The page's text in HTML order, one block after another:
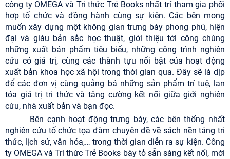
công ty OMEGA và Tri thức Trẻ Books nhất trí tham gia phối
hợp tổ chức và đồng hành cùng sự kiện. Các bên mong
muốn xây dựng một không gian trưng bày phong phú, hiện
đại và giàu bản sắc học thuật, giới thiệu tới công chúng
những xuất bản phẩm tiêu biểu, những công trình nghiên
cứu có giá trị, cùng các thành tựu nổi bật của hoạt động
xuất bản khoa học xã hội trong thời gian qua. Đây sẽ là dịp
để các đơn vị cùng quảng bá những sản phẩm trí tuệ, lan
tỏa giá trị tri thức và tăng cường kết nối giữa giới nghiên
cứu, nhà xuất bản và bạn đọc.
Bên cạnh hoạt động trưng bày, các bên thống nhất
nghiên cứu tổ chức tọa đàm chuyên đề về sách nền tảng tri
thức, lịch sử, văn hóa,… trong thời gian diễn ra sự kiện. Công
ty OMEGA và Tri thức Trẻ Books bày tỏ sẵn sàng kết nối, mời